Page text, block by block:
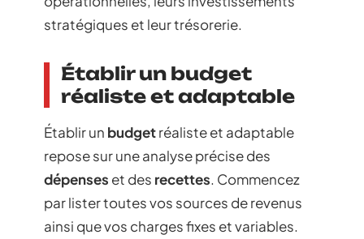
stratégiques et leur trésorerie.
Établir un budget
réaliste et adaptable
Établir un budgetréaliste et adaptable
repose sur une analyse précise des
dépenses et des recettes. Commencez
par lister toutes vos sources de revenus
ainsi que vos charges fixes et variables.